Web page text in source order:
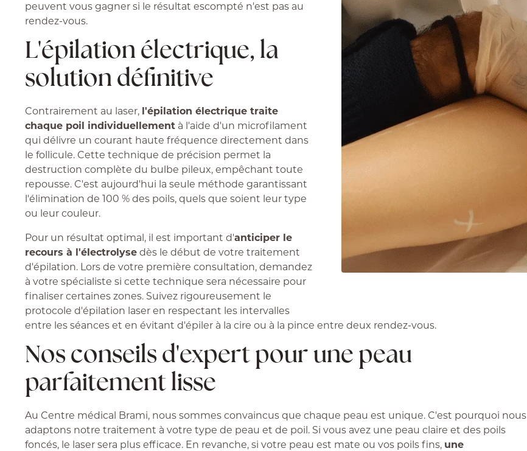
peuvent vous gagner si le résultat escompté n'est pas au
rendez-vous.
L'épilation électrique, la
solution définitive
Contrairement au laser, l'épilation électrique traite
chaque poil individuellement à l'aide d'un microfilament
qui délivre un courant haute fréquence directement dans
le follicule. Cette technique de précision permet la
destruction complète du bulbe pileux, empêchant toute
repousse. C'est aujourd'hui la seule méthode garantissant
l'élimination de 100 % des poils, quels que soient leur type
ou leur couleur.
Pour un résultat optimal, il est important d'anticiper le
recours à l'électrolyse dès le début de votre traitement
d'épilation. Lors de votre première consultation, demandez
à votre spécialiste si cette technique sera nécessaire pour
finaliser certaines zones. Suivez rigoureusement le
protocole d'épilation laser en respectant les intervalles
entre les séances et en évitant d'épiler à la cire ou à la pince entre deux rendez-vous.
Nos conseils d'expert pour une peau
parfaitement lisse
Au Centre médical Brami, nous sommes convaincus que chaque peau est unique. C'est pourquoi nous
adaptons notre traitement à votre type de peau et de poil. Si vous avez une peau claire et des poils
foncés, le laser sera plus efficace. En revanche, si votre peau est mate ou vos poils fins, une